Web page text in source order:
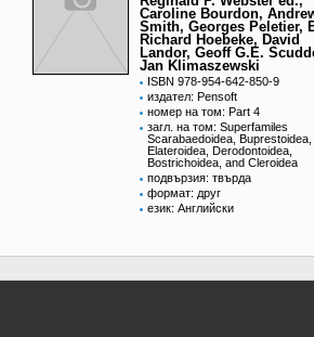
Caroline Bourdon,
Smith, Georges Peletier,
Richard Hoebeke, David
Landor, Geoff G.E.
Jan Klimaszewski
ISBN 978-954-642-850-9
издател: Pensoft
номер на том: Part 4
загл. на том: Superfamiles
Scarabaedoidea, Buprestoidea,
Elateroidea, Derodontoidea,
Bostrichoidea, and Cleroidea
подвързия: твърда
формат: друг
език: Английски